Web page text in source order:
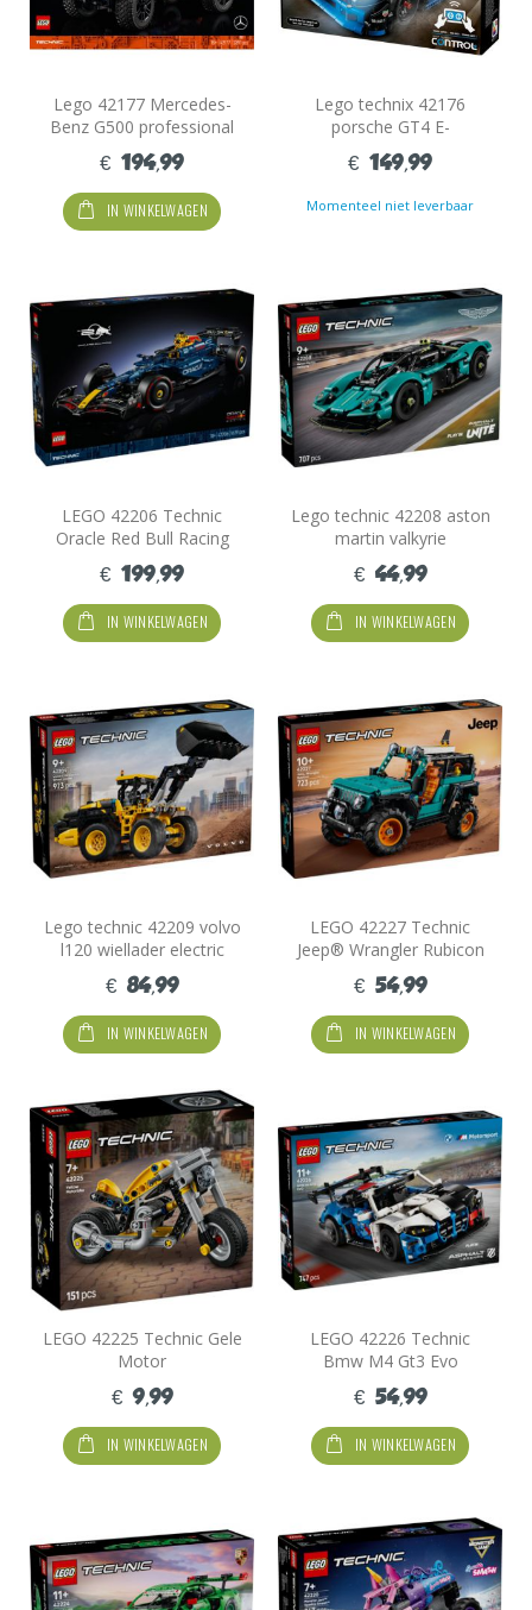
Lego 42177 Mercedes-
Benz G500 professional
line
€ 194,99
IN WINKELWAGEN
Lego technix 42176
porsche GT4 E-
performance
€ 149,99
Momenteel niet leverbaar
LEGO 42206 Technic
Oracle Red Bull Racing
RB20 F1 auto
€ 199,99
IN WINKELWAGEN
Lego technic 42208 aston
martin valkyrie
€ 44,99
IN WINKELWAGEN
Lego technic 42209 volvo
l120 wiellader electric
€ 84,99
IN WINKELWAGEN
LEGO 42227 Technic
Jeep® Wrangler Rubicon
Terreinwagen
€ 54,99
IN WINKELWAGEN
LEGO 42225 Technic Gele
Motor
€ 9,99
IN WINKELWAGEN
LEGO 42226 Technic
Bmw M4 Gt3 Evo
Racewagen
€ 54,99
IN WINKELWAGEN